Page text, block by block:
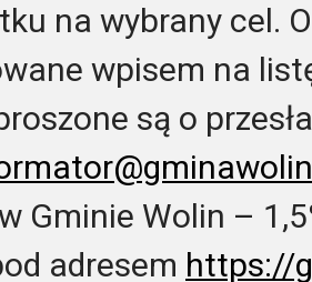
na wybrany cel.
wpisem na
są o
Gminie Wolin –
adresem https://